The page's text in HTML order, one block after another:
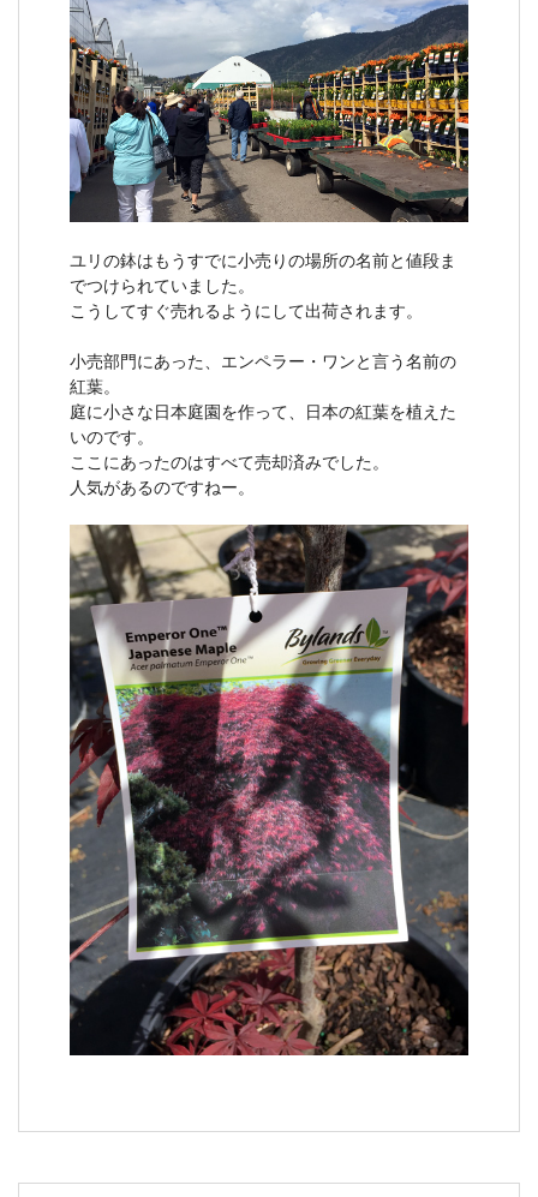
ユリの鉢はもうすでに小売りの場所の名前と値段ま
でつけられていました。
こうしてすぐ売れるようにして出荷されます。
小売部門にあった、エンペラー・ワンと言う名前の
紅葉。
庭に小さな日本庭園を作って、日本の紅葉を植えた
いのです。
ここにあったのはすべて売却済みでした。
人気があるのですねー。